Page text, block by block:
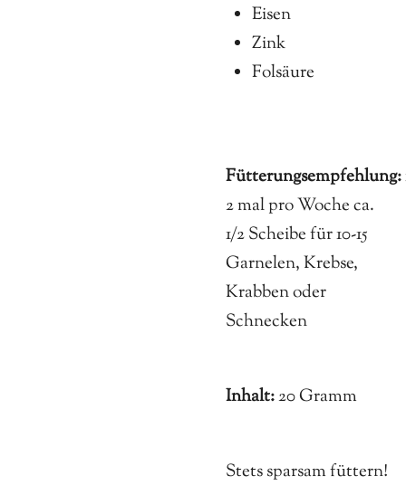
Eisen
Zink
Folsäure
Fütterungsempfehlung:
2 mal pro Woche ca.
1/2 Scheibe für 10-15
Garnelen, Krebse,
Krabben oder
Schnecken
Inhalt:20 Gramm
Stets sparsam füttern!